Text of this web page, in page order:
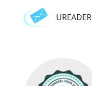
UREADER